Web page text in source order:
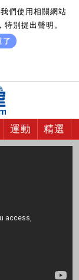
們使用相關網站
別提出聲明。
了
運動 精選